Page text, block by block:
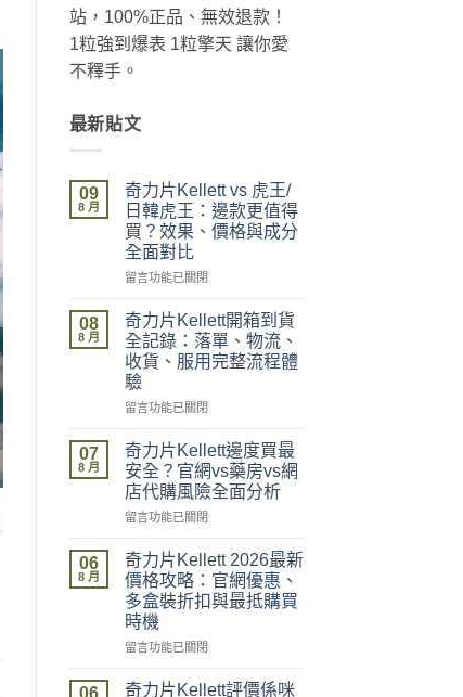
站，100%正品、無效退款！
1粒強到爆表 1粒擎天 讓你愛
不釋手。
最新貼文
09
8 月
奇力片Kellett vs 虎王/
日韓虎王：邊款更值得
買？效果、價格與成分
全面對比
在
力
片
Kellett
vs
虎
王/
韓
虎
王：
邊
款
值
得
買？
效
果、
價
與
留言功能已關閉
08
8 月
奇力片Kellett開箱到貨
全記錄：落單、物流、
收貨、服用完整流程體
驗
在
力
片
Kellett
開
箱
貨
全
記
錄：
落
單、
流、
留言功能已關閉
07
8 月
奇力片Kellett邊度買最
安全？官網vs藥房vs網
店代購風險全面分析
在
力
片
Kellett
邊
度
買
安
留言功能已關閉
06
8 月
奇力片Kellett 2026最新
價格攻略：官網優惠、
多盒裝折扣與最抵購買
時機
在
力
留言功能已關閉
奇力片Kellett評價係咪